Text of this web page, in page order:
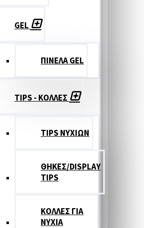
GEL
ΠΙΝΕΛΑ GEL
TIPS - ΚΟΛΛΕΣ
TIPS ΝΥΧΙΩΝ
ΘΗΚΕΣ/DISPLAY
TIPS
ΚΟΛΛΕΣ ΓΙΑ
ΝΥΧΙΑ